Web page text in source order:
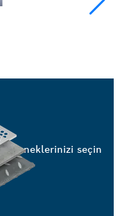
Seçeneklerinizi seçin